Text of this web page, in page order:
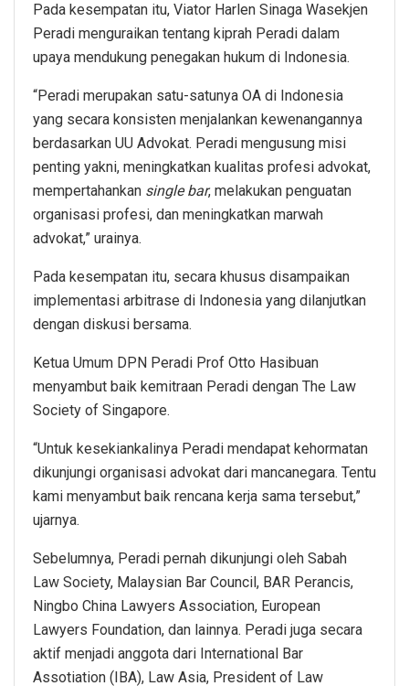
Pada kesempatan itu, Viator Harlen Sinaga Wasekjen
Peradi menguraikan tentang kiprah Peradi dalam
upaya mendukung penegakan hukum di Indonesia.
“Peradi merupakan satu-satunya OA di Indonesia
yang secara konsisten menjalankan kewenangannya
berdasarkan UU Advokat. Peradi mengusung misi
penting yakni, meningkatkan kualitas profesi advokat,
mempertahankan single bar, melakukan penguatan
organisasi profesi, dan meningkatkan marwah
advokat,” urainya.
Pada kesempatan itu, secara khusus disampaikan
implementasi arbitrase di Indonesia yang dilanjutkan
dengan diskusi bersama.
Ketua Umum DPN Peradi Prof Otto Hasibuan
menyambut baik kemitraan Peradi dengan The Law
Society of Singapore.
“Untuk kesekiankalinya Peradi mendapat kehormatan
dikunjungi organisasi advokat dari mancanegara. Tentu
kami menyambut baik rencana kerja sama tersebut,”
ujarnya.
Sebelumnya, Peradi pernah dikunjungi oleh Sabah
Law Society, Malaysian Bar Council, BAR Perancis,
Ningbo China Lawyers Association, European
Lawyers Foundation, dan lainnya. Peradi juga secara
aktif menjadi anggota dari International Bar
Assotiation (IBA), Law Asia, President of Law